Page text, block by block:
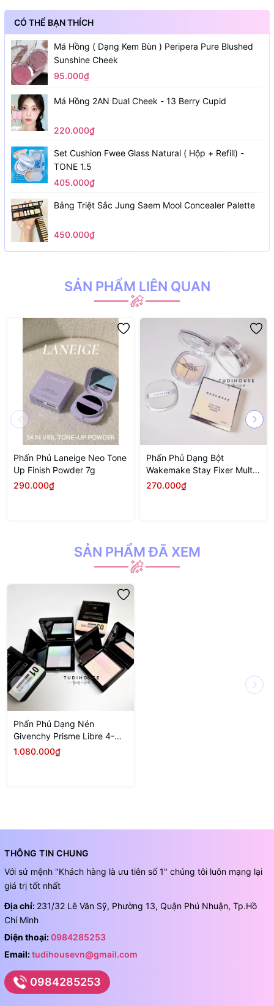
CÓ THỂ BẠN THÍCH
Má Hồng ( Dạng Kem Bùn ) Peripera Pure Blushed
Sunshine Cheek
95.000₫
Má Hồng 2AN Dual Cheek - 13 Berry Cupid
220.000₫
Set Cushion Fwee Glass Natural ( Hộp + Refill) -
TONE 1.5
405.000₫
Bảng Triệt Sắc Jung Saem Mool Concealer Palette
450.000₫
SẢN PHẨM LIÊN QUAN
Phấn Phủ Laneige Neo Tone
Up Finish Powder 7g
290.000₫
Phấn Phủ Dạng Bột
Wakemake Stay Fixer Multi
Color Powder 4g #02 Light
270.000₫
SẢN PHẨM ĐÃ XEM
Phấn Phủ Dạng Nén
Givenchy Prisme Libre 4-
Color Pressed Powder 7g
1.080.000₫
THÔNG TIN CHUNG
Với sứ mệnh "Khách hàng là ưu tiên số 1" chúng tôi luôn mạng lại
giá trị tốt nhất
Địa chỉ: 231/32 Lê Văn Sỹ, Phường 13, Quận Phú Nhuận, Tp.Hồ
Chí Minh
Điện thoại:0984285253
Email:tudihousevn@gmail.com
0984285253